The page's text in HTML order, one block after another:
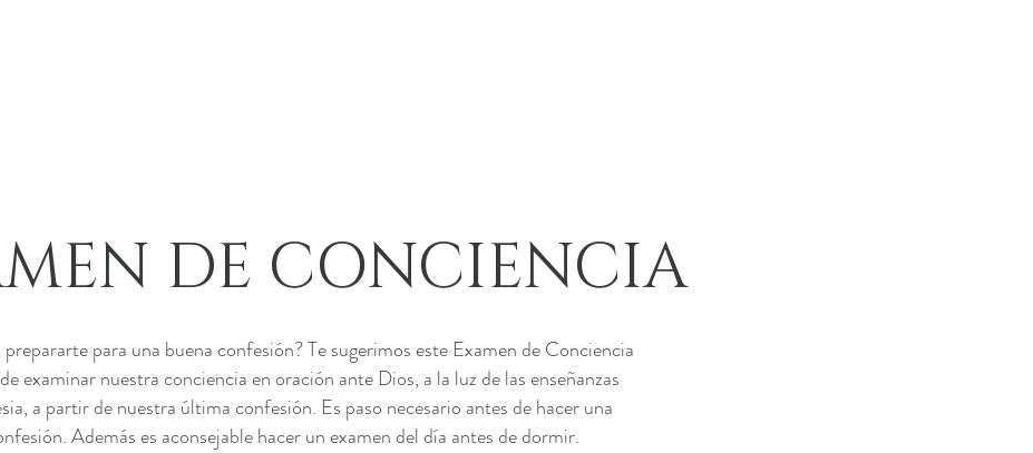
DE CONCIENCIA
prepararte para una buena confesión? Te sugerimos este Examen de Conciencia
examinar nuestra conciencia en oración ante Dios, a la luz de las enseñanzas
a partir de nuestra última confesión. Es paso necesario antes de hacer una
Además es aconsejable hacer un examen del día antes de dormir.